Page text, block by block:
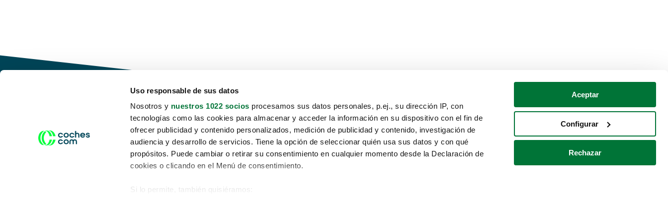
Uso responsable de sus datos
Nosotros y nuestros 1022 socios procesamos sus datos personales, p.ej., su dirección IP, con
tecnologías como las cookies para almacenar y acceder la información en su dispositivo con el fin de
ofrecer publicidad y contenido personalizados, medición de publicidad y contenido, investigación de
audiencia y desarrollo de servicios. Tiene la opción de seleccionar quién usa sus datos y con qué
propósitos. Puede cambiar o retirar su consentimiento en cualquier momento desde la Declaración de
cookies o clicando en el Menú de consentimiento.
Si lo permite, también quisiéramos:
Aceptar
Configurar
Rechazar
Conduce tu futuro,
desata tu movilidad